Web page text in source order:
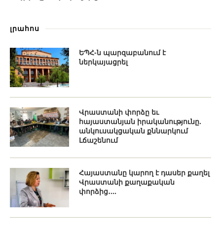
լրահոս
ԵՊՀ-ն պարզաբանում է
ներկայացրել
Վրաստանի փորձը եւ
հայաստանյան իրականությունը.
անկուսակցական քննարկում
Լճաշենում
Հայաստանը կարող է դասեր քաղել
Վրաստանի քաղաքական
փորձից․...